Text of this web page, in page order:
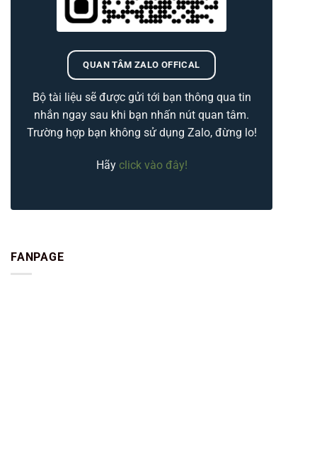
QUAN TÂM ZALO OFFICAL
Bộ tài liệu sẽ được gửi tới bạn thông qua tin
nhắn ngay sau khi bạn nhấn nút quan tâm.
Trường hợp bạn không sử dụng Zalo, đừng lo!
Hãy click vào đây!
FANPAGE